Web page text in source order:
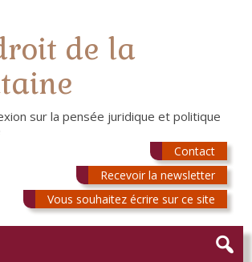
de la
sur la pensée juridique et politique
Contact
Recevoir la newsletter
Vous souhaitez écrire sur ce site